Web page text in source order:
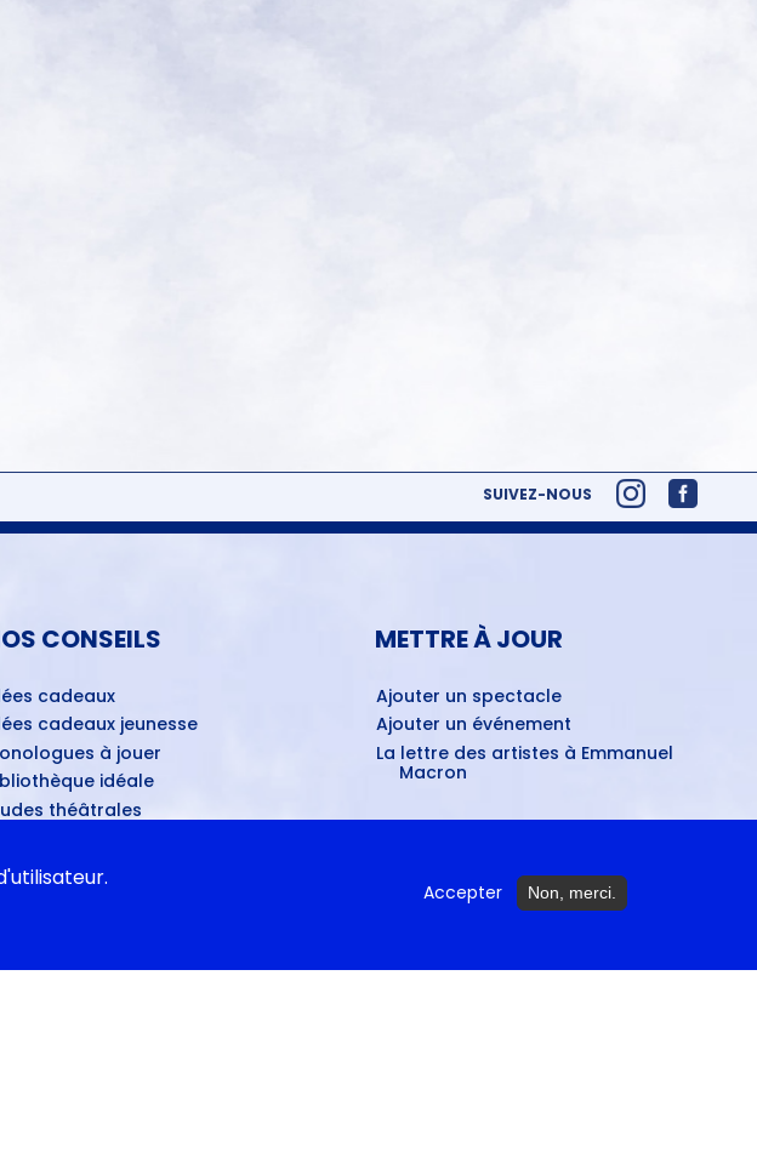
SUIVEZ-NOUS
CONSEILS
cadeaux
cadeaux jeunesse
à jouer
idéale
théâtrales
grecques & relectures...
METTRE À JOUR
Ajouter un spectacle
Ajouter un événement
La lettre des artistes à Emmanuel
Macron
Accepter Non, merci.